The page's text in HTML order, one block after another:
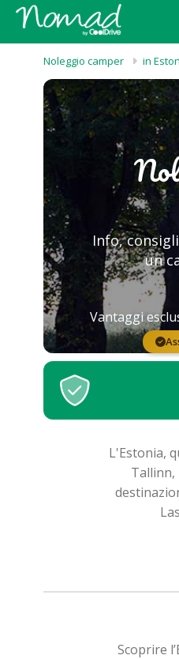
Noleggio camper in
Info,
un
Vantaggi
L'Estonia,
Tallinn,
Scoprire